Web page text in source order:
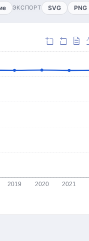
ЭКСПОРТ SVG PNG
2019 2020 2021